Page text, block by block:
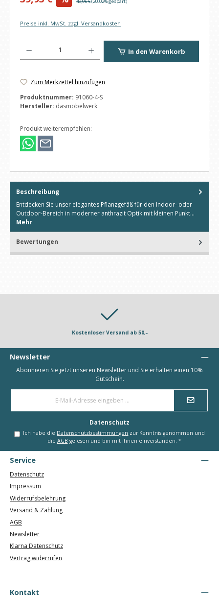
Preise inkl. MwSt. zzgl. Versandkosten
In den Warenkorb
Zum Merkzettel hinzufügen
Produktnummer: 91060-4-S
Hersteller: dasmöbelwerk
Produkt weiterempfehlen:
Beschreibung
Entdecken Sie unser elegantes Pflanzgefäß für den Indoor- oder
Outdoor-Bereich in moderner anthrazit Optik mit kleinen Punkt…
Mehr
Bewertungen
Kostenloser Versand ab 50,-
Newsletter
Abonnieren Sie jetzt unseren Newsletter und Sie erhalten einen 10%
Gutschein.
Datenschutz
Ich habe die Datenschutzbestimmungen zur Kenntnis genommen und
die AGB gelesen und bin mit ihnen einverstanden. *
Service
Datenschutz
Impressum
Widerrufsbelehrung
Versand & Zahlung
AGB
Newsletter
Klarna Datenschutz
Vertrag widerrufen
Kontakt